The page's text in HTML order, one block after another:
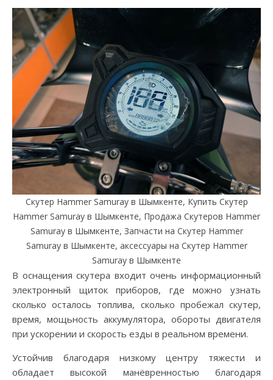
Скутер Hammer Samuray в Шымкенте, Купить Скутер
Hammer Samuray в Шымкенте, Продажа Скутеров Hammer
Samuray в Шымкенте, Запчасти на Скутер Hammer
Samuray в Шымкенте, аксессуары на Скутер Hammer
Samuray в Шымкенте
В оснащения скутера входит очень информационный
электронный щиток приборов, где можно узнать
сколько осталось топлива, сколько пробежал скутер,
время, мощьность аккумулятора, обороты двигателя
при ускорении и скорость езды в реальном времени.
Устойчив благодаря низкому центру тяжести и
обладает высокой манёвренностью благодаря